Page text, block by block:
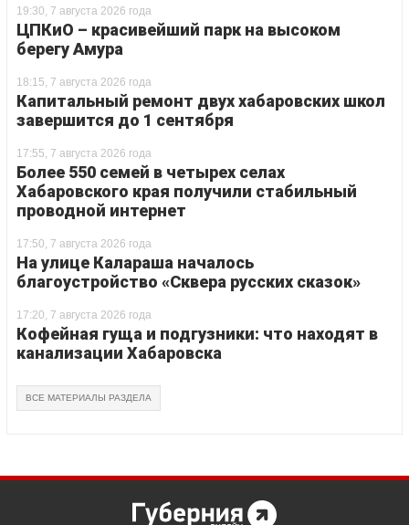
19:30, 7 августа 2026 года
ЦПКиО – красивейший парк на высоком
берегу Амура
18:15, 7 августа 2026 года
Капитальный ремонт двух хабаровских школ
завершится до 1 сентября
17:55, 7 августа 2026 года
Более 550 семей в четырех селах
Хабаровского края получили стабильный
проводной интернет
17:50, 7 августа 2026 года
На улице Калараша началось
благоустройство «Сквера русских сказок»
17:20, 7 августа 2026 года
Кофейная гуща и подгузники: что находят в
канализации Хабаровска
ВСЕ МАТЕРИАЛЫ РАЗДЕЛА